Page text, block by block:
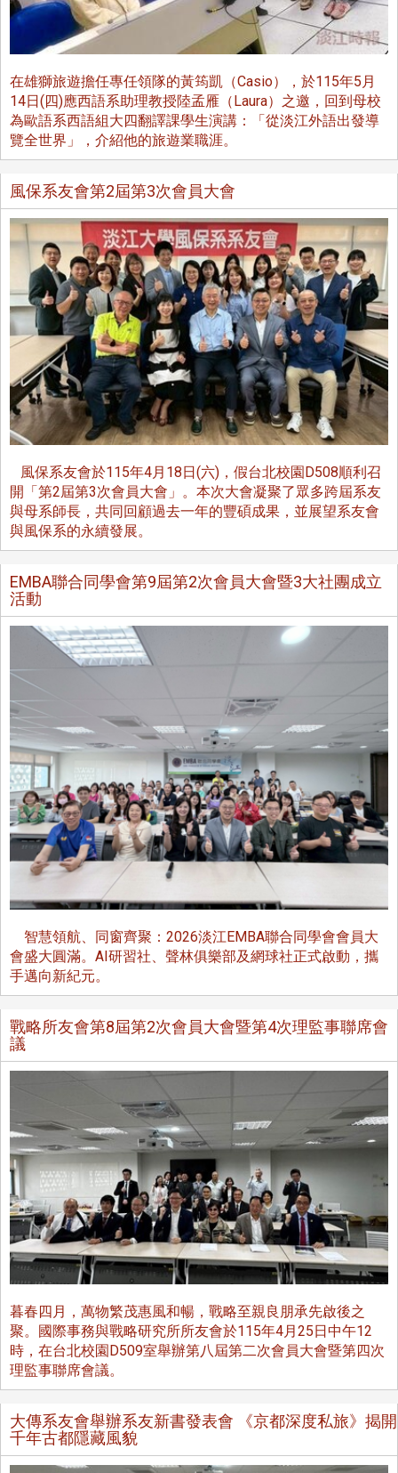
在雄獅旅遊擔任專任領隊的黃筠凱（Casio），於115年5月
14日(四)應西語系助理教授陸孟雁（Laura）之邀，回到母校
為歐語系西語組大四翻譯課學生演講：「從淡江外語出發導
覽全世界」，介紹他的旅遊業職涯。
風保系友會第2屆第3次會員大會
風保系友會於115年4月18日(六)，假台北校園D508順利召
開「第2屆第3次會員大會」。本次大會凝聚了眾多跨屆系友
與母系師長，共同回顧過去一年的豐碩成果，並展望系友會
與風保系的永續發展。
EMBA聯合同學會第9屆第2次會員大會暨3大社團成立
活動
智慧領航、同窗齊聚：2026淡江EMBA聯合同學會會員大
會盛大圓滿。AI研習社、聲林俱樂部及網球社正式啟動，攜
手邁向新紀元。
戰略所友會第8屆第2次會員大會暨第4次理監事聯席會
議
暮春四月，萬物繁茂惠風和暢，戰略至親良朋承先啟後之
聚。國際事務與戰略研究所所友會於115年4月25日中午12
時，在台北校園D509室舉辦第八屆第二次會員大會暨第四次
理監事聯席會議。
大傳系友會舉辦系友新書發表會 《京都深度私旅》揭開
千年古都隱藏風貌